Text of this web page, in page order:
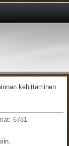
kehittäminen
6781